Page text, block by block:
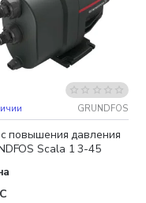
доставкаGRUNDFOS
повышения давления
Scala 1 3-45